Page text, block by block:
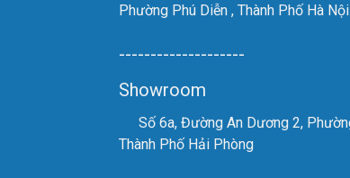
Phường Phú Diễn , Thành Phố Hà Nội
--------------------
Showroom
Số 6a, Đường An Dương 2,
Thành Phố Hải Phòng